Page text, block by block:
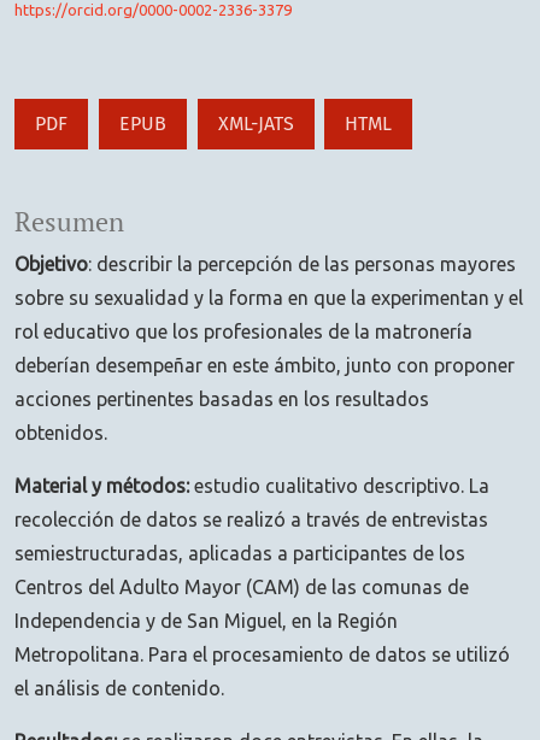
https://orcid.org/0000-0002-2336-3379
PDF EPUB XML-JATS HTML
Resumen
Objetivo: describir la percepción de las personas mayores
sobre su sexualidad y la forma en que la experimentan y el
rol educativo que los profesionales de la matronería
deberían desempeñar en este ámbito, junto con proponer
acciones pertinentes basadas en los resultados
obtenidos.
Material y métodos:estudio cualitativo descriptivo. La
recolección de datos se realizó a través de entrevistas
semiestructuradas, aplicadas a participantes de los
Centros del Adulto Mayor (CAM) de las comunas de
Independencia y de San Miguel, en la Región
Metropolitana. Para el procesamiento de datos se utilizó
el análisis de contenido.